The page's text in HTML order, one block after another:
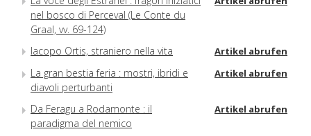
nel bosco di Perceval (Le Conte du
Graal, vv. 69-124)
Iacopo Ortis, straniero nella vita Artikel abrufen
La gran bestia feria : mostri, ibridi e
diavoli perturbanti
Artikel abrufen
Da Feragu a Rodamonte : il
paradigma del nemico
Artikel abrufen